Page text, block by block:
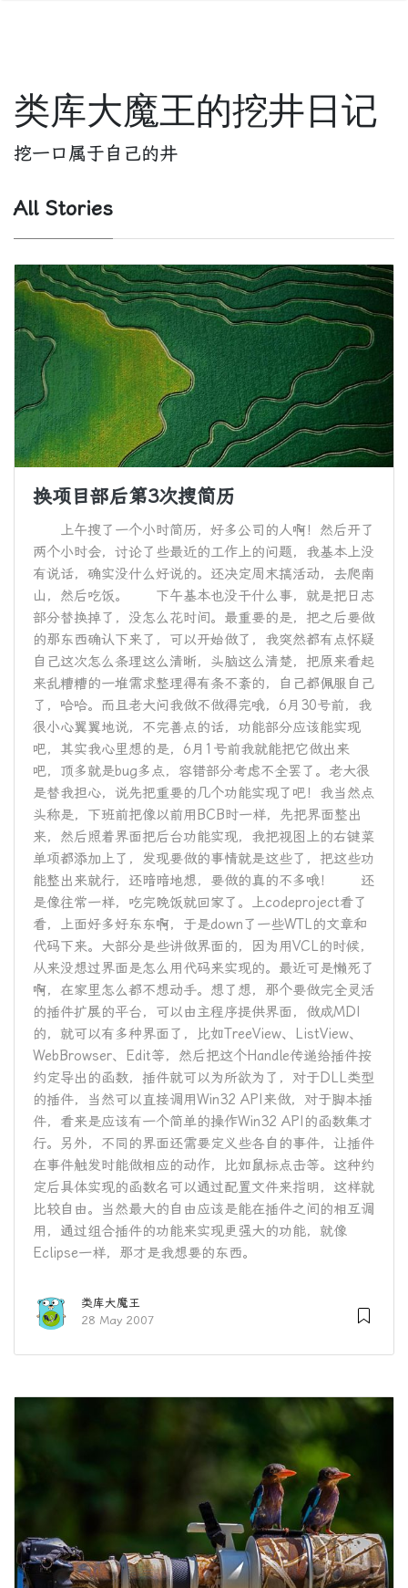
类库大魔王的挖井日记
挖一口属于自己的井
All Stories
换项目部后第3次搜简历
上午搜了一个小时简历，好多公司的人啊！然后开了
两个小时会，讨论了些最近的工作上的问题，我基本上没
有说话，确实没什么好说的。还决定周末搞活动，去爬南
山，然后吃饭。 下午基本也没干什么事，就是把日志
部分替换掉了，没怎么花时间。最重要的是，把之后要做
的那东西确认下来了，可以开始做了，我突然都有点怀疑
自己这次怎么条理这么清晰，头脑这么清楚，把原来看起
来乱糟糟的一堆需求整理得有条不紊的，自己都佩服自己
了，哈哈。而且老大问我做不做得完哦，6月30号前，我
很小心翼翼地说，不完善点的话，功能部分应该能实现
吧，其实我心里想的是，6月1号前我就能把它做出来
吧，顶多就是bug多点，容错部分考虑不全罢了。老大很
是替我担心，说先把重要的几个功能实现了吧！我当然点
头称是，下班前把像以前用BCB时一样，先把界面整出
来，然后照着界面把后台功能实现，我把视图上的右键菜
单项都添加上了，发现要做的事情就是这些了，把这些功
能整出来就行，还暗暗地想，要做的真的不多哦！ 还
是像往常一样，吃完晚饭就回家了。上codeproject看了
看，上面好多好东东啊，于是down了一些WTL的文章和
代码下来。大部分是些讲做界面的，因为用VCL的时候，
从来没想过界面是怎么用代码来实现的。最近可是懒死了
啊，在家里怎么都不想动手。想了想，那个要做完全灵活
的插件扩展的平台，可以由主程序提供界面，做成MDI
的，就可以有多种界面了，比如TreeView、ListView、
WebBrowser、Edit等，然后把这个Handle传递给插件按
约定导出的函数，插件就可以为所欲为了，对于DLL类型
的插件，当然可以直接调用Win32 API来做，对于脚本插
件，看来是应该有一个简单的操作Win32 API的函数集才
行。另外，不同的界面还需要定义些各自的事件，让插件
在事件触发时能做相应的动作，比如鼠标点击等。这种约
定后具体实现的函数名可以通过配置文件来指明，这样就
比较自由。当然最大的自由应该是能在插件之间的相互调
用，通过组合插件的功能来实现更强大的功能，就像
Eclipse一样，那才是我想要的东西。
类库大魔王
28 May 2007